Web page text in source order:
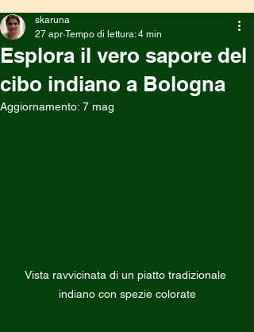
Esplora il vero sapore del
cibo indiano a Bologna
skaruna
27 apr Tempo di lettura: 4 min
Aggiornamento: 7 mag
Vista ravvicinata di un piatto tradizionale
indiano con spezie colorate